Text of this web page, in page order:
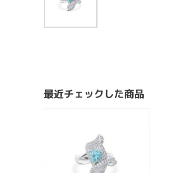
最近チェックした商品